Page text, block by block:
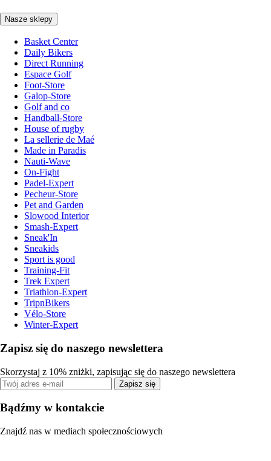
Nasze sklepy
Basket Center
Daily Bikers
Direct Running
Espace Golf
Foot-Store
Galop-Store
Golf and co
Handball-Store
House of rugby
La sellerie de Maé
Made in Paradis
Nauti-Wave
On-Fight
Padel-Expert
Pecheur-Store
Pet and Garden
Slowood Interior
Smash-Expert
Sneak'In
Sneakids
Sport is good
Training-Fit
Trek Expert
Triathlon-Expert
TripnBikers
Vélo-Store
Winter-Expert
Zapisz się do naszego newslettera
Skorzystaj z 10% zniżki, zapisując się do naszego newslettera
Zapisz się
Bądźmy w kontakcie
Znajdź nas w mediach społecznościowych